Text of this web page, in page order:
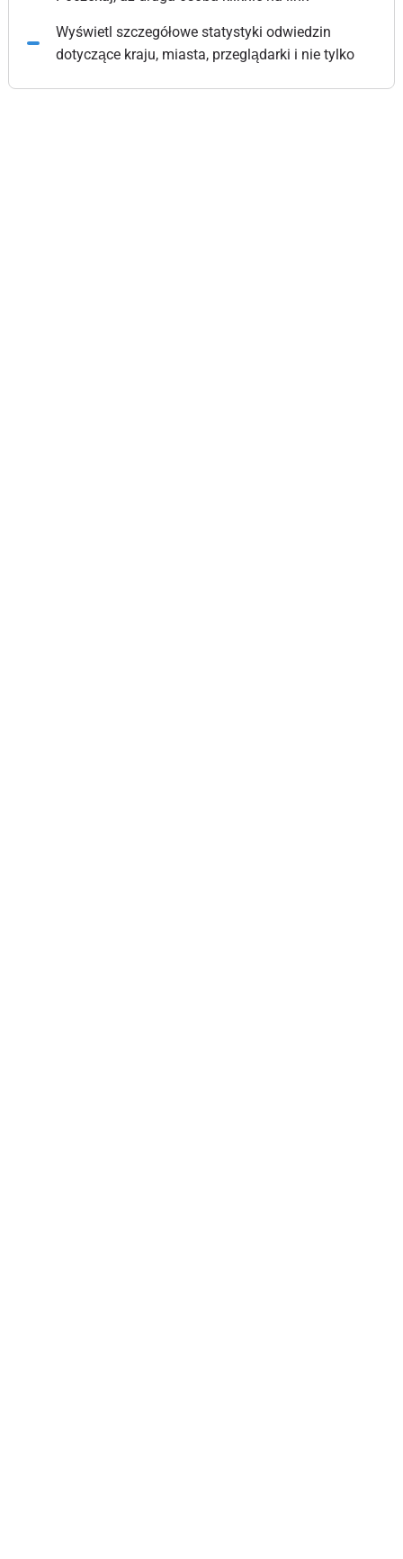
Wyświetl szczegółowe statystyki odwiedzin
dotyczące kraju, miasta, przeglądarki i nie tylko